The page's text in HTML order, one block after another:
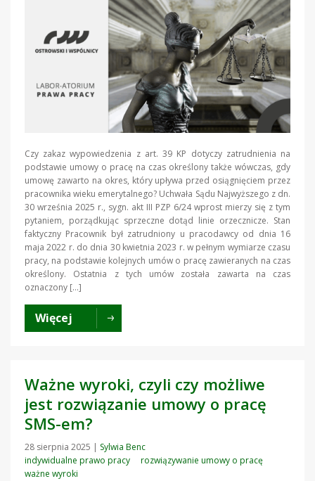
Czy zakaz wypowiedzenia z art. 39 KP dotyczy zatrudnienia na
podstawie umowy o pracę na czas określony także wówczas, gdy
umowę zawarto na okres, który upływa przed osiągnięciem przez
pracownika wieku emerytalnego? Uchwała Sądu Najwyższego z dn.
30 września 2025 r., sygn. akt III PZP 6/24 wprost mierzy się z tym
pytaniem, porządkując sprzeczne dotąd linie orzecznicze. Stan
faktyczny Pracownik był zatrudniony u pracodawcy od dnia 16
maja 2022 r. do dnia 30 kwietnia 2023 r. w pełnym wymiarze czasu
pracy, na podstawie kolejnych umów o pracę zawieranych na czas
określony. Ostatnia z tych umów została zawarta na czas
oznaczony […]
Więcej
Ważne wyroki, czyli czy możliwe
jest rozwiązanie umowy o pracę
SMS-em?
28 sierpnia 2025 | Sylwia Benc
indywidualne prawo pracy
rozwiązywanie umowy o pracę
ważne wyroki